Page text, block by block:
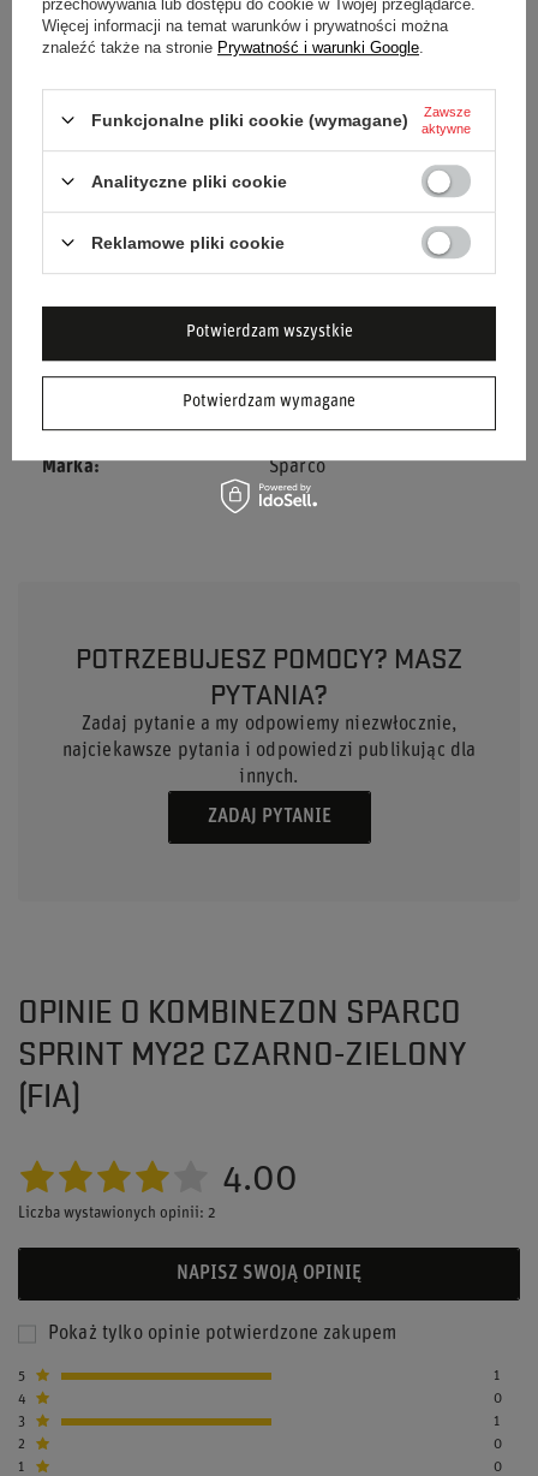
Kategoria Kombinezony
Homologacja Homologacja FIA
Kolor Zielony
Inny
Marka Sparco
POTRZEBUJESZ POMOCY? MASZ
PYTANIA?
Zadaj pytanie a my odpowiemy niezwłocznie,
najciekawsze pytania i odpowiedzi publikując dla
innych.
ZADAJ PYTANIE
OPINIE O KOMBINEZON SPARCO
SPRINT MY22 CZARNO-ZIELONY
(FIA)
4.00
Liczba wystawionych opinii: 2
NAPISZ SWOJĄ OPINIĘ
Pokaż tylko opinie potwierdzone zakupem
5
1
4
0
3
1
2
0
1
0
przechowywania lub dostępu do cookie w Twojej przeglądarce.
Więcej informacji na temat warunków i prywatności można
znaleźć także na stronie Prywatność i warunki Google
Funkcjonalne pliki cookie (wymagane)
Zawsze
aktywne
Analityczne pliki cookie
Reklamowe pliki cookie
Potwierdzam wymagane
Potwierdzam wszystkie